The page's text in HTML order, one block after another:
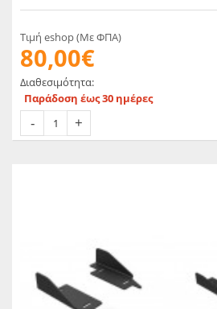
Τιμή eshop (Με ΦΠΑ)
80,00€
Διαθεσιμότητα:
Παράδοση έως 30 ημέρες